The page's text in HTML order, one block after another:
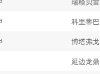
科里蒂巴
博塔弗戈
延边龙鼎